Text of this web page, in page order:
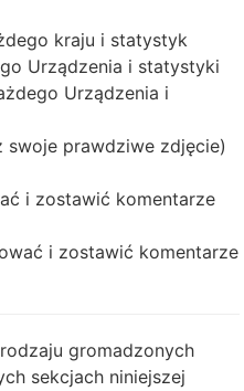
RODZAJ
A
PDA/AP
MODEM/
Smart, SUN HASH
kraju i statystyk
Urządzenia i statystyki
Urządzenia i
prawdziwe zdjęcie)
i zostawić komentarze
i zostawić komentarze
gromadzonych
sekcjach niniejszej